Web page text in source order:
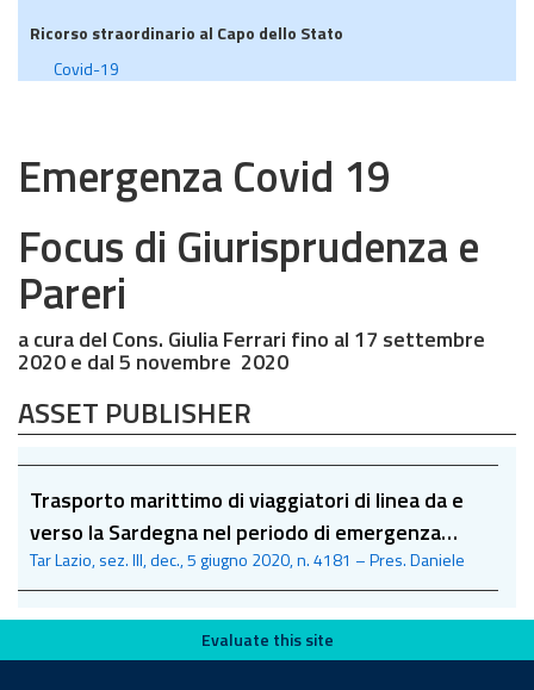
Ricorso straordinario al Capo dello Stato
Covid-19
Emergenza Covid 19
Focus di Giurisprudenza e
Pareri
a cura del Cons. Giulia Ferrari fino al 17 settembre
2020 e dal 5 novembre 2020
ASSET PUBLISHER
Trasporto marittimo di viaggiatori di linea da e
verso la Sardegna nel periodo di emergenza
Covid-19
Tar Lazio, sez. III, dec., 5 giugno 2020, n. 4181 – Pres. Daniele
Evaluate this siteEvaluate this site